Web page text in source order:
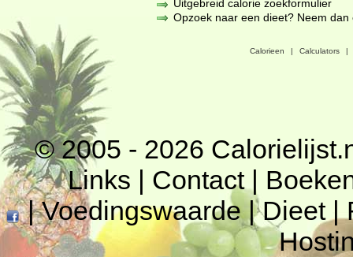
Uitgebreid calorie zoekformulier
Opzoek naar een dieet? Neem
Calorieen | Calculators |
© 2005 - 2026
Links | Contact|
|Voedingswaarde|Dieet|